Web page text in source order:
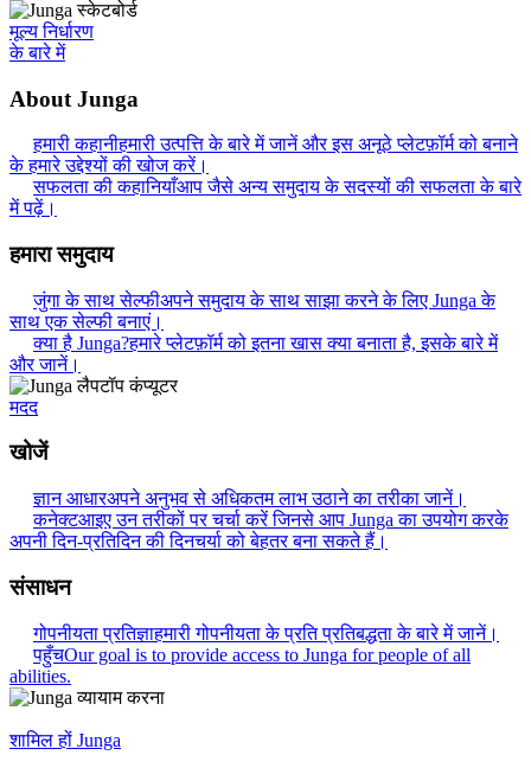
मूल्य निर्धारण
के बारे में
About Junga
हमारी कहानीहमारी उत्पत्ति के बारे में जानें और इस अनूठे प्लेटफ़ॉर्म को बनाने
के हमारे उद्देश्यों की खोज करें।
सफलता की कहानियाँआप जैसे अन्य समुदाय के सदस्यों की सफलता के बारे
में पढ़ें।
हमारा समुदाय
जुंगा के साथ सेल्फीअपने समुदाय के साथ साझा करने के लिए Junga के
साथ एक सेल्फी बनाएं।
क्या है Junga?हमारे प्लेटफ़ॉर्म को इतना खास क्या बनाता है, इसके बारे में
और जानें।
मदद
खोजें
ज्ञान आधारअपने अनुभव से अधिकतम लाभ उठाने का तरीका जानें।
कनेक्टआइए उन तरीकों पर चर्चा करें जिनसे आप Junga का उपयोग करके
अपनी दिन-प्रतिदिन की दिनचर्या को बेहतर बना सकते हैं।
संसाधन
गोपनीयता प्रतिज्ञाहमारी गोपनीयता के प्रति प्रतिबद्धता के बारे में जानें।
पहुँचOur goal is to provide access to Junga for people of all
abilities.
शामिल हों Junga